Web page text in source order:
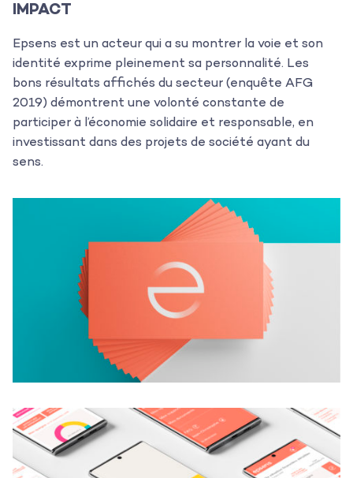
IMPACT
Epsens est un acteur qui a su montrer la voie et son
identité exprime pleinement sa personnalité. Les
bons résultats affichés du secteur (enquête AFG
2019) démontrent une volonté constante de
participer à l’économie solidaire et responsable, en
investissant dans des projets de société ayant du
sens.